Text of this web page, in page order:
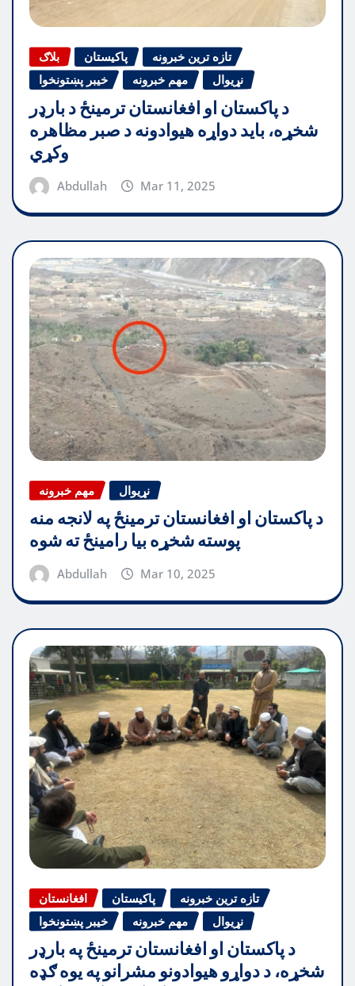
بلاګ پاکیستان
تازه ترین خبرونه
خیبر پښتونخوا
مهم خبرونه نړیوال
د پاکستان او افغانستان ترمینځ د بارډر
شخړه، باید دواړه هیوادونه د صبر مظاهره
وکړي
Abdullah Mar 11, 2025
مهم خبرونه نړیوال
د پاکستان او افغانستان ترمینځ په لانجه منه
پوسته شخړه بیا رامینځ ته شوه
Abdullah Mar 10, 2025
افغانستان پاکیستان
تازه ترین خبرونه
خیبر پښتونخوا
مهم خبرونه نړیوال
د پاکستان او افغانستان ترمینځ په بارډر
شخړه، د دواړو هیوادونو مشرانو په یوه ګډه